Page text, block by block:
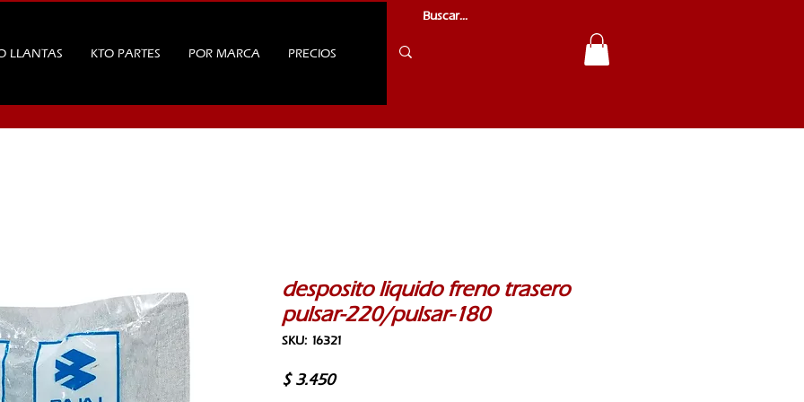
LLANTAS KTO PARTES POR MARCA PRECIOS
desposito liquido freno trasero
pulsar-220/pulsar-180
SKU: 16321
$ 3.450Precio